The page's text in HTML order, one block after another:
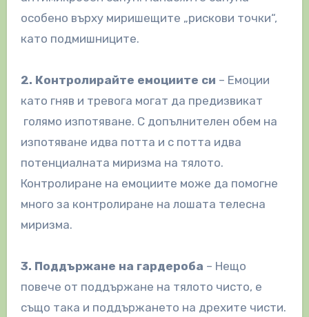
особено върху миришещите „рискови точки“,
като подмишниците.
2. Контролирайте емоциите си – Емоции
като гняв и тревога могат да предизвикат
голямо изпотяване. С допълнителен обем на
изпотяване идва потта и с потта идва
потенциалната миризма на тялото.
Контролиране на емоциите може да помогне
много за контролиране на лошата телесна
миризма.
3. Поддържане на гардероба – Нещо
повече от поддържане на тялото чисто, е
също така и поддържането на дрехите чисти.